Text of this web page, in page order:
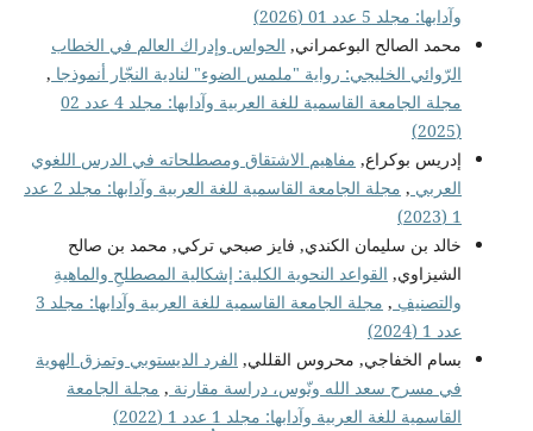
وآدابها: مجلد 5 عدد 01 (2026)
محمد الصالح البوعمراني, الحواس وإدراك العالم في الخطاب
الرّوائي الخليجي: رواية "ملمس الضوء" لنادية النجّار أنموذجا ,
مجلة الجامعة القاسمية للغة العربية وآدابها: مجلد 4 عدد 02
(2025)
إدريس بوكراع, مفاهيم الاشتقاق ومصطلحاته في الدرس اللغوي
العربي ,
مجلة الجامعة القاسمية للغة العربية وآدابها: مجلد 2 عدد
1 (2023)
خالد بن سليمان الكندي, فايز صبحي تركي, محمد بن صالح
الشيزاوي, القواعد النحوية الكلية: إشكالية المصطلحِ والماهيةِ
والتصنيفِ ,
مجلة الجامعة القاسمية للغة العربية وآدابها: مجلد 3
عدد 1 (2024)
بسام الخفاجي, محروس القللي, الفرد الديستوبي وتمزق الهوية
في مسرح سعد الله ونّوس، دراسة مقارنة , مجلة الجامعة
القاسمية للغة العربية وآدابها: مجلد 1 عدد 1 (2022)